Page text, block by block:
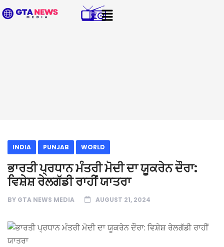
INDIA PUNJAB WORLD
ਭਾਰਤੀ ਪ੍ਰਧਾਨ ਮੰਤਰੀ ਮੋਦੀ ਦਾ ਯੂਕਰੇਨ ਦੌਰਾ:
ਵਿਸ਼ੇਸ਼ ਰੇਲਗੱਡੀ ਰਾਹੀਂ ਯਾਤਰਾ
BY GTA NEWS MEDIA AUGUST 21, 2024